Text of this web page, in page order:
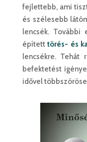
fejlettebb, ami
és szélesebb
lencsék. További
építetttörés- és
lencsékre. Tehát
befektetést
idővel